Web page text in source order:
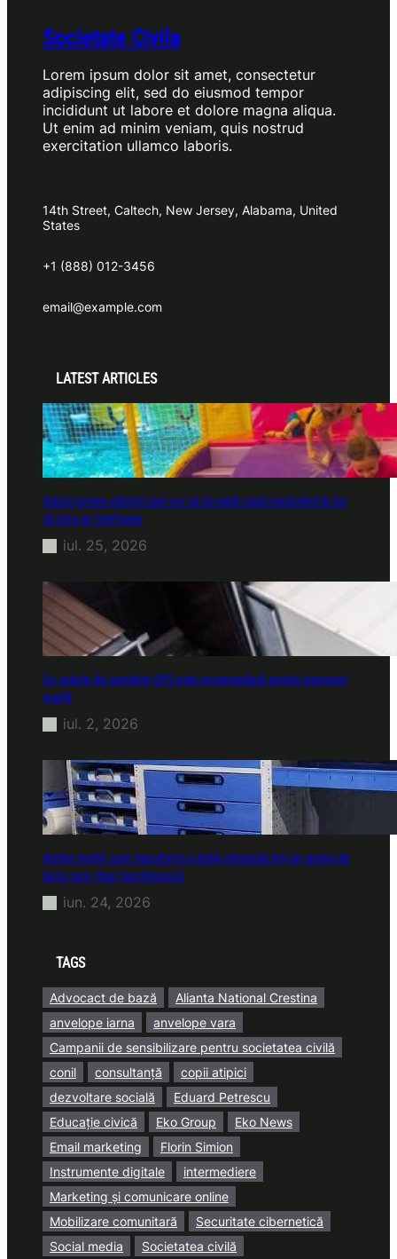
Societate Civila
Lorem ipsum dolor sit amet, consectetur
adipiscing elit, sed do eiusmod tempor
incididunt ut labore et dolore magna aliqua.
Ut enim ad minim veniam, quis nostrud
exercitation ullamco laboris.
14th Street, Caltech, New Jersey, Alabama, United
States
+1 (888) 012-3456
email@example.com
LATEST ARTICLES
Soluții pentru părinții care vor să își vadă copiii explorând în loc
să stea pe telefoane
iul. 25, 2026
Ce soluție de urmărire GPS este recomandată pentru transport
marfă
iul. 2, 2026
Atelier mobil: cum transformi o dubă obișnuită într-un spațiu de
lucru care chiar funcționează
iun. 24, 2026
TAGS
Advocact de bază
Alianta National Crestina
anvelope iarna
anvelope vara
Campanii de sensibilizare pentru societatea civilă
conil
consultanță
copii atipici
dezvoltare socială
Eduard Petrescu
Educație civică
Eko Group
Eko News
Email marketing
Florin Simion
Instrumente digitale
intermediere
Marketing și comunicare online
Mobilizare comunitară
Securitate cibernetică
Social media
Societatea civilă